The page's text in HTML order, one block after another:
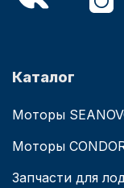
Каталог
Моторы
Моторы
Запчасти для